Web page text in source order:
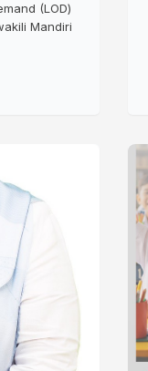
(LOD)
Mandiri